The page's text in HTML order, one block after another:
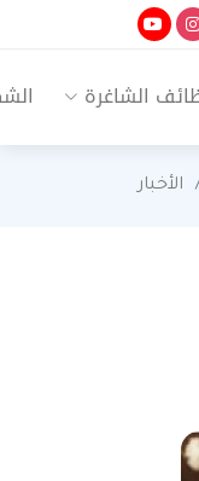
الشاغرة
الأخبار